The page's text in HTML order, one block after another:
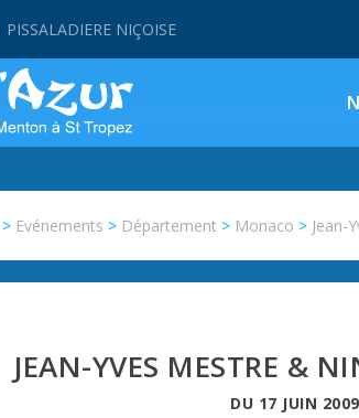
PISSALADIERE NIÇOISE
> Evénements > Département > Monaco > Jean-
JEAN-YVES MESTRE &
DU 17 JUIN 2009